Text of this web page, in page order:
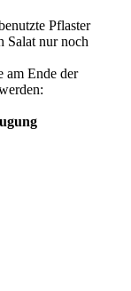
Pflaster
Salat nur noch
am Ende der